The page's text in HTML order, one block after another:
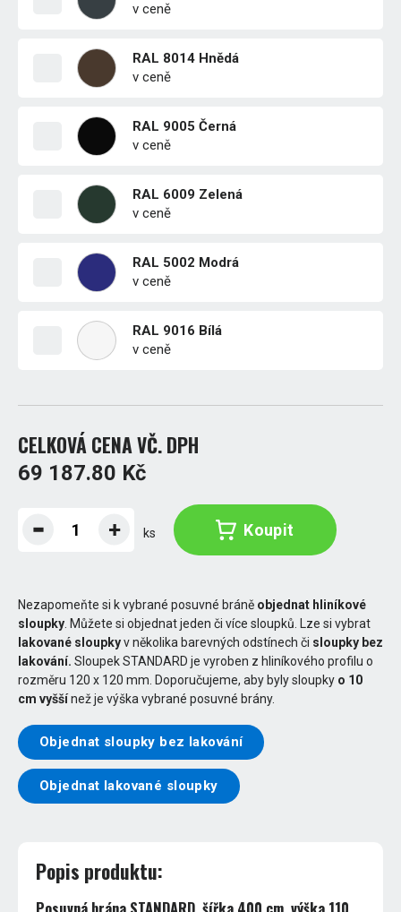
v ceně
RAL 8014 Hnědá
v ceně
RAL 9005 Černá
v ceně
RAL 6009 Zelená
v ceně
RAL 5002 Modrá
v ceně
RAL 9016 Bílá
v ceně
CELKOVÁ CENA VČ. DPH
69 187.80 Kč
ks Koupit
Nezapomeňte si k vybrané posuvné bráně objednat hliníkové
sloupky . Můžete si objednat jeden či více sloupků. Lze si vybrat
lakované sloupkyv několika barevných odstínech či sloupky bez
lakování. Sloupek STANDARD je vyroben z hliníkového profilu o
rozměru 120 x 120 mm. Doporučujeme, aby byly sloupky o 10
cm vyššínež je výška vybrané posuvné brány.
Objednat sloupky bez lakování
Objednat lakované sloupky
Popis produktu: